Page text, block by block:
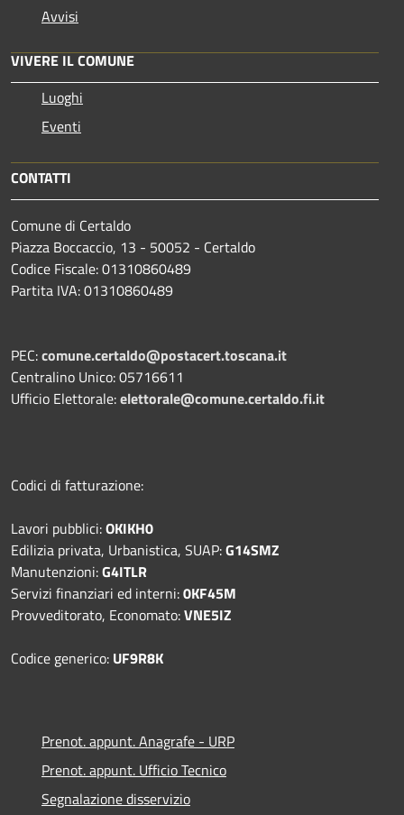
Avvisi
VIVERE IL COMUNE
Luoghi
Eventi
CONTATTI
Comune di Certaldo
Piazza Boccaccio, 13 - 50052 - Certaldo
Codice Fiscale: 01310860489
Partita IVA: 01310860489
PEC:comune.certaldo@postacert.toscana.it
Centralino Unico: 05716611
Ufficio Elettorale:elettorale@comune.certaldo.fi.it
Codici di fatturazione:
Lavori pubblici:OKIKH0
Edilizia privata, Urbanistica, SUAP:G14SMZ
Manutenzioni:G4ITLR
Servizi finanziari ed interni:0KF45M
Provveditorato, Economato:VNE5IZ
Codice generico: UF9R8K
Prenot. appunt. Anagrafe - URP
Prenot. appunt. Ufficio Tecnico
Segnalazione disservizio